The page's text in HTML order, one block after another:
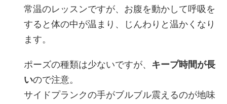
常温のレッスンですが、お腹を動かして呼吸を
すると体の中が温まり、じんわりと温かくなり
ます。
ポーズの種類は少ないですが、 キープ時間が長
いので注意。
サイドプランクの手がブルブル震えるのが地味